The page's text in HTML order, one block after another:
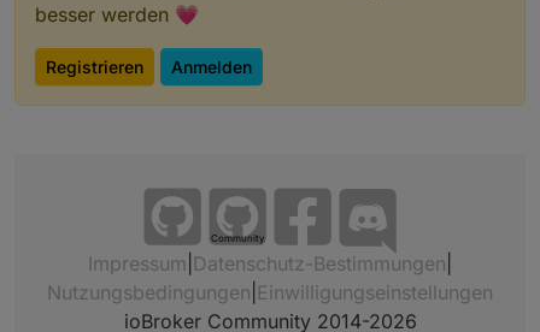
besser werden 💗
Registrieren Anmelden
Community
Impressum Datenschutz-Bestimmungen
Nutzungsbedingungen Einwilligungseinstellungen
ioBroker Community 2014-2026